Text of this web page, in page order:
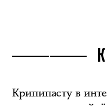
Крипипасту в